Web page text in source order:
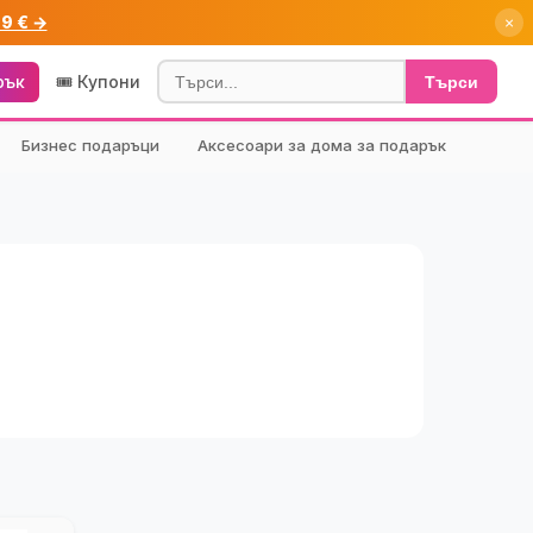
€ → ×
🎟️ Купони Търси
Бизнес подаръци Аксесоари за дома за подарък